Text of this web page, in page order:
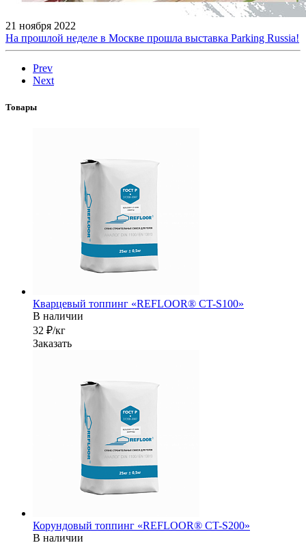
21 ноября 2022
На прошлой неделе в Москве прошла выставка Parking Russia!
Prev
Next
Товары
Кварцевый топпинг «REFLOOR® CT-S100»
В наличии
32 ₽/кг
Заказать
Корундовый топпинг «REFLOOR® CT-S200»
В наличии